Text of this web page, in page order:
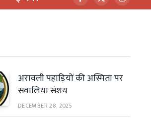
Facebook
X
(Twitter)
अरावली पहाड़ियों की अस्मिता पर
सवालिया संशय
DECEMBER 28, 2025